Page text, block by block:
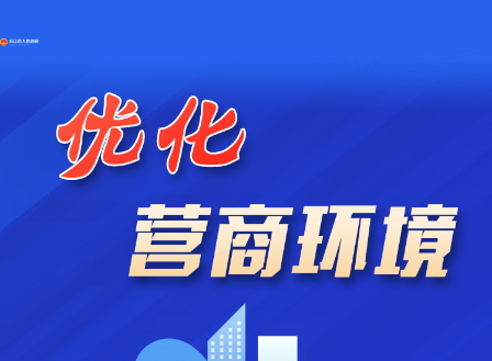
《益阳市家政服务若干规定》今起施行 2026-04-03
湖南发布税收支持民营经济十条措施 2026-01-27